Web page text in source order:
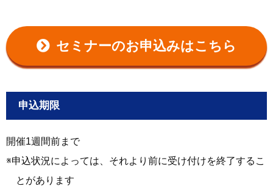
セミナーのお申込みはこちら
申込期限
開催1週間前まで
申込状況によっては、それより前に受け付けを終了するこ
とがあります